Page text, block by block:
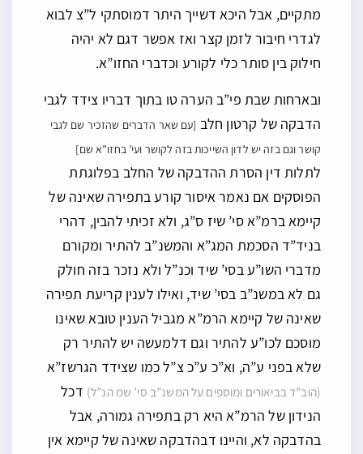
מתקיים, אבל היכא דשייך היתר דמוסתקי ל”צ לבוא
לגדרי חיבור לזמן קצר ואז אפשר דגם לא יהיה
חילוק בין סותר כלי לקורע וכדברי החזו”א.
ובארחות שבת פי”ב הערה טו בתוך דבריו צידד לגבי
הדבקה של קרטון חלב [עם שאר הדברים שהזכיר שם לגבי
קושר וגם בזה יש לדון השייכות בזה לקושר ועי’ בחזו”א שם]
לתלות דין הסרת ההדבקה של החלב בפלוגתת
הפוסקים אם נאמר איסור קורע בתפירה שאינה של
קיימא ברמ”א סי’ שיז ס”ג, ולא זכיתי להבין, דהרי
בניד”ד הסכמת המג”א והמשנ”ב להתיר ומקורם
מדברי השו”ע בסי’ שיד וכנ”ל ולא נזכר בזה חולק
גם לא במשנ”ב בסי’ שיד, ואילו לענין קריעת תפירה
שאינה של קיימא הרמ”א מגביל הענין טובא שאינו
מוסכם לכו”ע להתיר וגם דלמעשה יש להתיר רק
שלא בפני ע”ה, וא”כ ע”כ צ”ל כמו שצידד הגרשז”א
(הוב”ד בביאורים ומוספים על המשנ”ב סי’ שמ הנ”ל) דכל
הנידון של הרמ”א היא רק בתפירה גמורה, אבל
בהדבקה לא, והיינו דבהדבקה שאינה של קיימא אין